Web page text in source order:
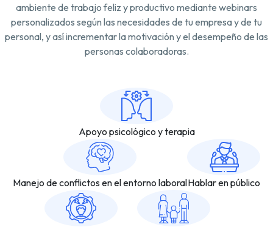
ambiente de trabajo feliz y productivo mediante webinars
personalizados según las necesidades de tu empresa y de tu
personal, y así incrementar la motivación y el desempeño de las
personas colaboradoras.
Apoyo psicológico y terapia
Manejo de conflictos en el entorno laboralHablar en público